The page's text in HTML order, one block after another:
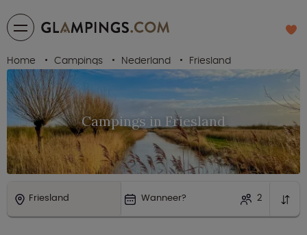
Home Campings Nederland Friesland
Campings in Friesland
Friesland Wanneer? 2